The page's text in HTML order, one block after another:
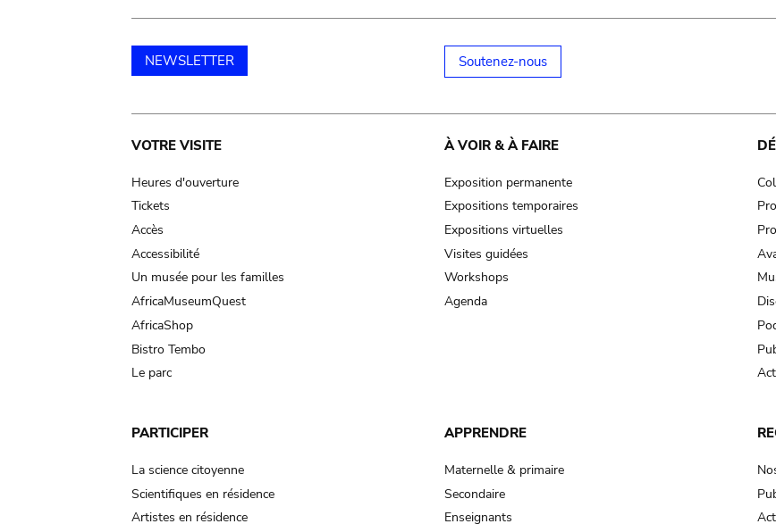
NEWSLETTER Soutenez-nous
Main
navigation
VOTRE VISITE
Heures d'ouverture
Tickets
Accès
Accessibilité
Un musée pour les familles
AfricaMuseumQuest
AfricaShop
Bistro Tembo
Le parc
À VOIR & À FAIRE
Exposition permanente
Expositions temporaires
Expositions virtuelles
Visites guidées
Workshops
Agenda
PARTICIPER
La science citoyenne
Scientifiques en résidence
Artistes en résidence
APPRENDRE
Maternelle & primaire
Secondaire
Enseignants